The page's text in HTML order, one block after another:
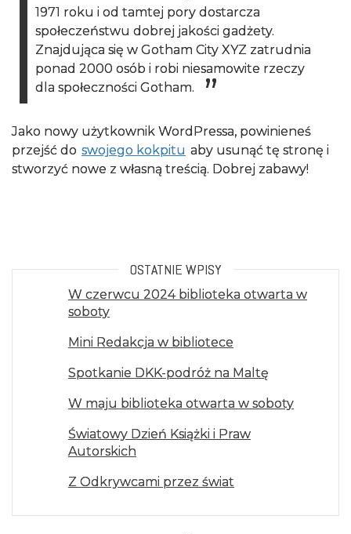
1971 roku i od tamtej pory dostarcza
społeczeństwu dobrej jakości gadżety.
Znajdująca się w Gotham City XYZ zatrudnia
ponad 2000 osób i robi niesamowite rzeczy
dla społeczności Gotham.
Jako nowy użytkownik WordPressa, powinieneś
przejść do swojego kokpitu aby usunąć tę stronę i
stworzyć nowe z własną treścią. Dobrej zabawy!
OSTATNIE WPISY
W czerwcu 2024 biblioteka otwarta w
soboty
Mini Redakcja w bibliotece
Spotkanie DKK-podróż na Maltę
W maju biblioteka otwarta w soboty
Światowy Dzień Książki i Praw
Autorskich
Z Odkrywcami przez świat